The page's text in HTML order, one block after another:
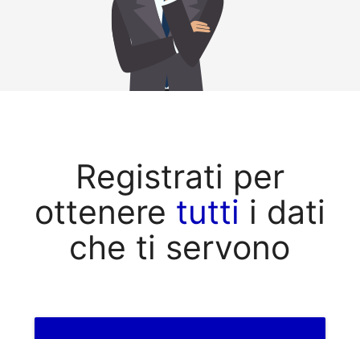
Registrati per
ottenere tutti i dati
che ti servono